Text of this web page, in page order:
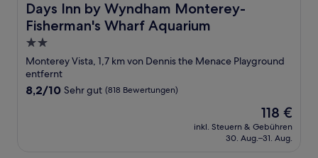
Days Inn by Wyndham Monterey-
Fisherman's Wharf Aquarium
Days Inn by Wyndham Monterey-Fisherman's Wharf
2.0-
Sterne-
Unterkunft
Monterey Vista, 1,7 km von Dennis the Menace Playground
entfernt
8.2
8,2/10 Sehr gut (818 Bewertungen)
Der
Preis
beträgt
118 €
inkl. Steuern & Gebühren
30. Aug.–31. Aug.